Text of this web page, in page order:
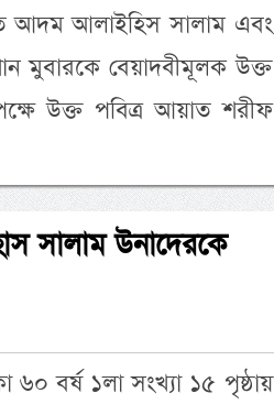
আদম আলাইহিস সালাম এবং
মুবারকে বেয়াদবীমূলক উক্ত
উক্ত পবিত্র আয়াত শরীফ
সালাম উনাদেরকে
৬০ বর্ষ ১লা সংখ্যা ১৫ পৃষ্ঠায়